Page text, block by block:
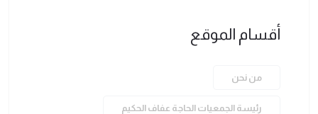
أقسام الموقع
من نحن
رئيسة الجمعيات الحاجة عفاف الحكيم